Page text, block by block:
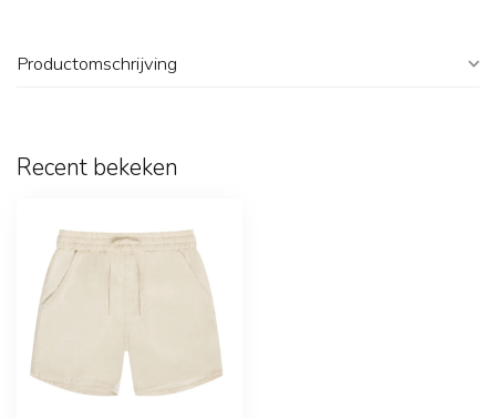
Productomschrijving
Recent bekeken